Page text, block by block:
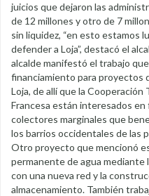
juicios que dejaron las
de 12 millones y otro de 7
sin liquidez, “en esto estamos
defender a Loja”, destacó el
alcalde manifestó el trabajo
financiamiento para proyectos
Loja, de allí que la Cooperación
Francesa están interesados
colectores marginales que
los barrios occidentales de las
Otro proyecto que mencionó
permanente de agua
con una nueva red y la
almacenamiento. También